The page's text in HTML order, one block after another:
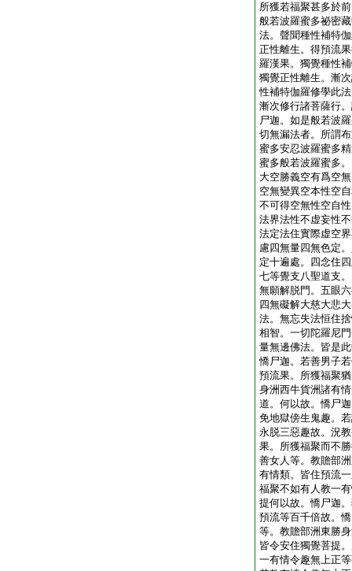
所獲若福聚甚多於
般若波羅蜜多祕密
法。聲聞種性補特
正性離生。得預流
羅漢果。獨覺種性
獨覺正性離生。漸
性補特伽羅修學此
漸次修行諸菩薩行
尸迦。如是般若波
切無漏法者。所謂
蜜多安忍波羅蜜多
蜜多般若波羅蜜多
大空勝義空有爲空
空無變異空本性空
不可得空無性空自
法界法性不虚妄性
法定法住實際虚空
慮四無量四無色定
定十遍處。四念住
七等覺支八聖道支
無願解脱門。五眼
四無礙解大慈大悲
法。無忘失法恒住
相智。一切陀羅尼
量無邊佛法。皆是
憍尸迦。若善男子
預流果。所獲福聚
身洲西牛貨洲諸有
道。何以故。憍尸
免地獄傍生鬼趣。
永脱三惡趣故。況
果。所獲福聚而不
善女人等。教贍部
有情類。皆住預流
福聚不如有人教一
提何以故。憍尸迦
預流等百千倍故。
等。教贍部洲東勝
皆令安住獨覺菩提
一有情令趣無上正